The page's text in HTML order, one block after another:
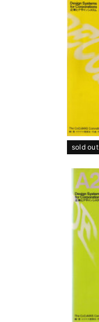
sold out